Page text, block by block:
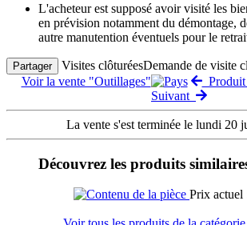
L'acheteur est supposé avoir visité les
en prévision notamment du démontage,
autre manutention éventuels pour le
Partager Visites clôturéesDemande de visite
Voir la vente "Outillages"
Produit
Suivant
La vente s'est terminée le lundi 20
Découvrez les produits
Prix actuel